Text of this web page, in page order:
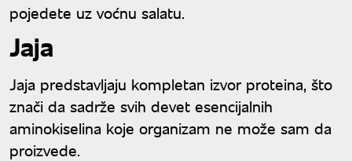
pojedete uz voćnu salatu.
Jaja
Jaja predstavljaju kompletan izvor proteina, što
znači da sadrže svih devet esencijalnih
aminokiselina koje organizam ne može sam da
proizvede.